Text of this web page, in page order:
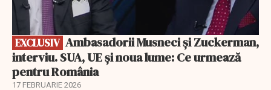
EXCLUSIV
interviu. SUA, UE și noua lume: Ce urmează
pentru România
17 FEBRUARIE 2026